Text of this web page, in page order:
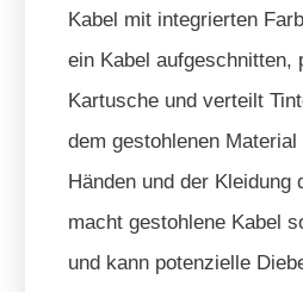
Kabel mit integrierten
ein Kabel aufgeschnitten,
Kartusche und verteilt
dem gestohlenen
Händen und der Kleidung
macht gestohlene Kabel
und kann potenzielle